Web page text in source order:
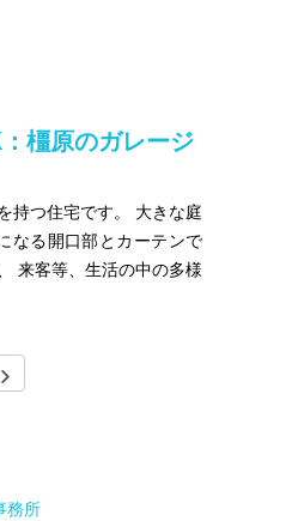
橿原のガレージ
持つ住宅です。 大きな庭
なる開口部とカーテンで
来客等、生活の中の多様
務所